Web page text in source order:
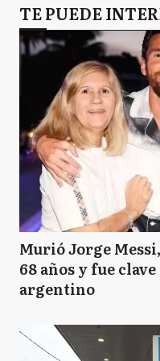
TE PUEDE
Murió Jorge
68 años y fue
argentino